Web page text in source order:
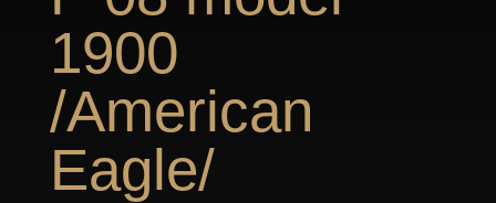
1900
/American
Eagle/